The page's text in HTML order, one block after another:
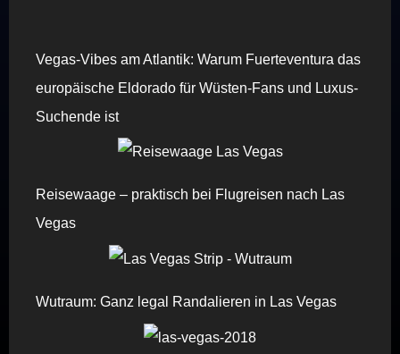
Vegas-Vibes am Atlantik: Warum Fuerteventura das
europäische Eldorado für Wüsten-Fans und Luxus-
Suchende ist
Reisewaage – praktisch bei Flugreisen nach Las
Vegas
Wutraum: Ganz legal Randalieren in Las Vegas